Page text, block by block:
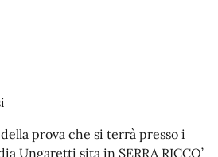
della prova che si terrà presso i
Ungaretti sita in SERRA RICCO’